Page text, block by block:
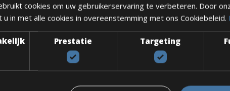
Shimano GRX, ST-RX400, 2×10 versnellingen, STI-shifter voor
en vork van volledig carbon, perfecte banden voor on- en off-
zadeltas, grote onder de zadeltas of gladde banden
cookies om uw gebruikerservaring te verbeteren. Door
in met alle cookies in overeenstemming met ons Cookiebeleid.
Prestatie Targeting